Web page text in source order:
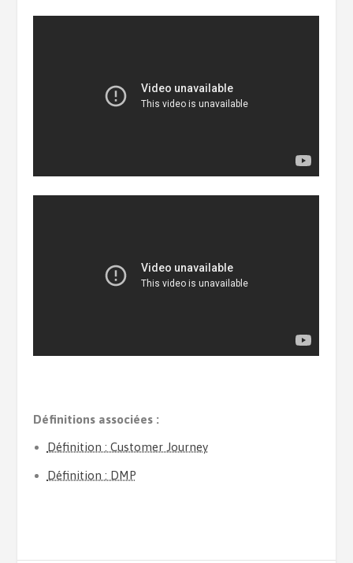
Définitions associées :
Définition : Customer Journey
Définition : DMP